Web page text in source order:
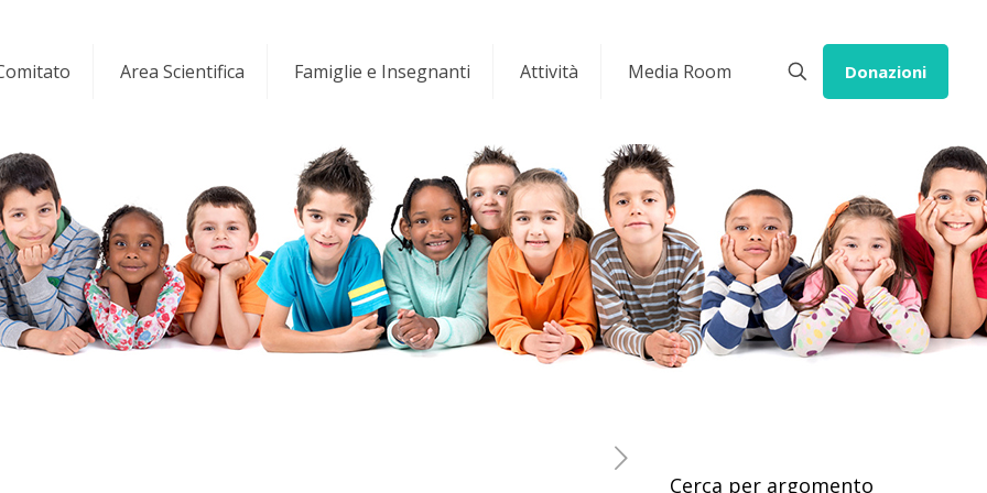
Area Scientifica Famiglie e Insegnanti Attività Media Room Donazioni
Cerca per argomento